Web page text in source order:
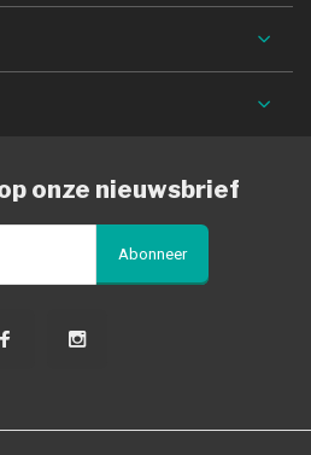
onze nieuwsbrief
Abonneer